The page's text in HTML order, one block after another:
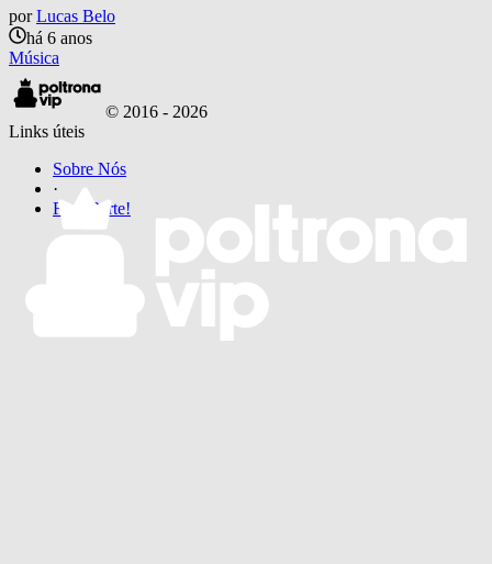
por Lucas Belo
há 6 anos
Música
© 2016 - 2026
Links úteis
Sobre Nós
·
Faça Parte!